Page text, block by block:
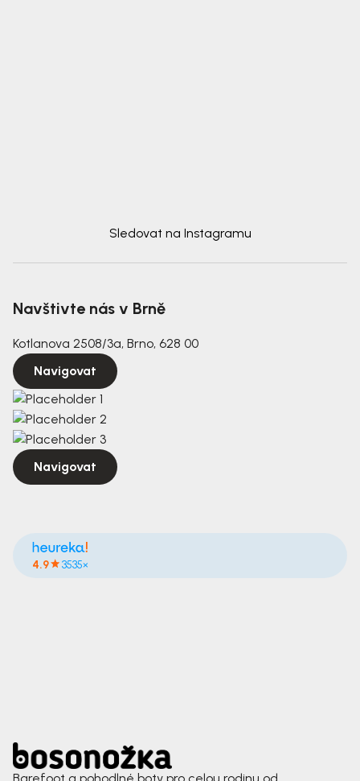
Sledovat na Instagramu
Navštivte nás v Brně
Kotlanova 2508/3a, Brno, 628 00
Navigovat
Navigovat
4.9 3535×